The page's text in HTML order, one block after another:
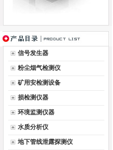
信号发生器
粉尘烟气检测仪
矿用安检测设备
损检测仪器
环境监测仪器
水质分析仪
地下管线泄露探测仪